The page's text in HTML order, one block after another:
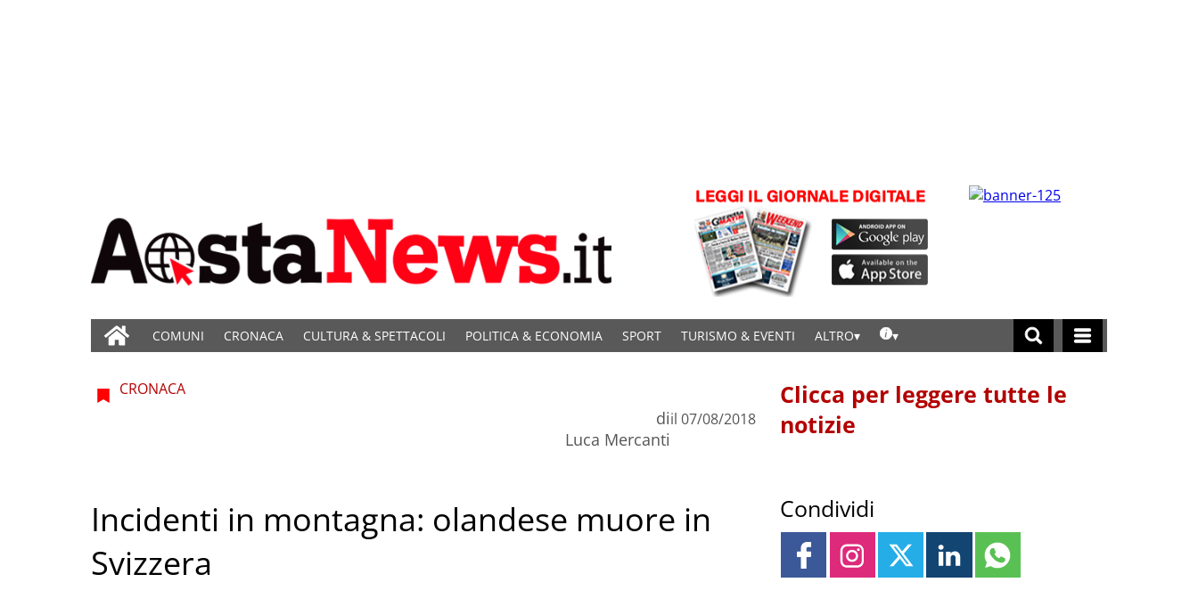
COMUNI CRONACA CULTURA & SPETTACOLI POLITICA & ECONOMIA SPORT TURISMO & EVENTI ALTRO
CRONACA
di
Luca Mercanti
il 07/08/2018
Incidenti in montagna: olandese muore in
Svizzera
Clicca per leggere tutte le
notizie
Condividi